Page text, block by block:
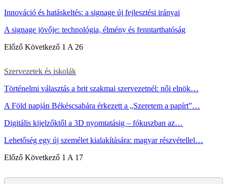
Innováció és hatáskeltés: a signage új fejlesztési irányai
A signage jövője: technológia, élmény és fenntarthatóság
Előző Következő 1 A 26
Szervezetek és iskolák
Történelmi választás a brit szakmai szervezetnél: női elnök…
A Föld napján Békéscsabára érkezett a „Szeretem a papírt”…
Digitális kijelzőktől a 3D nyomtatásig – fókuszban az…
Lehetőség egy új személet kialakítására: magyar részvétellel…
Előző Következő 1 A 17